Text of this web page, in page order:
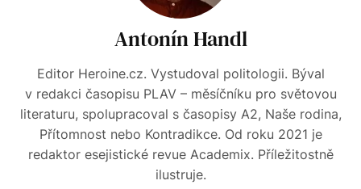
Antonín Handl
Editor Heroine.cz. Vystudoval politologii. Býval
v redakci časopisu PLAV – měsíčníku pro světovou
literaturu, spolupracoval s časopisy A2, Naše rodina,
Přítomnost nebo Kontradikce. Od roku 2021 je
redaktor esejistické revue Academix. Příležitostně
ilustruje.